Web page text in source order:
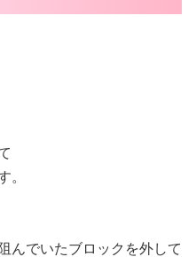
。
んでいたブロックを外して